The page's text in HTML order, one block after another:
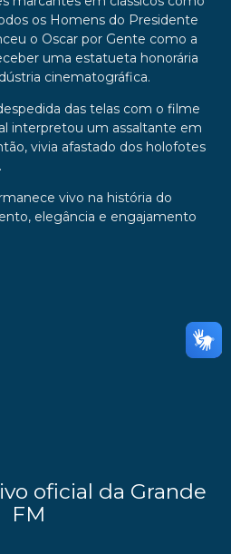
os Homens do Presidente
o Oscar por Gente como a
uma estatueta honorária
cinematográfica.
das telas com o filme
interpretou um assaltante em
vivia afastado dos holofotes
vivo na história do
elegância e engajamento
oficial da Grande
FM